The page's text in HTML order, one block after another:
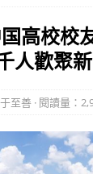
高校校
人歡聚
至善 · 閱讀量：